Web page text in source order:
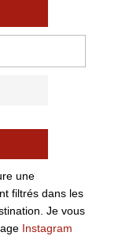
une
filtrés dans les
Je vous
Instagram